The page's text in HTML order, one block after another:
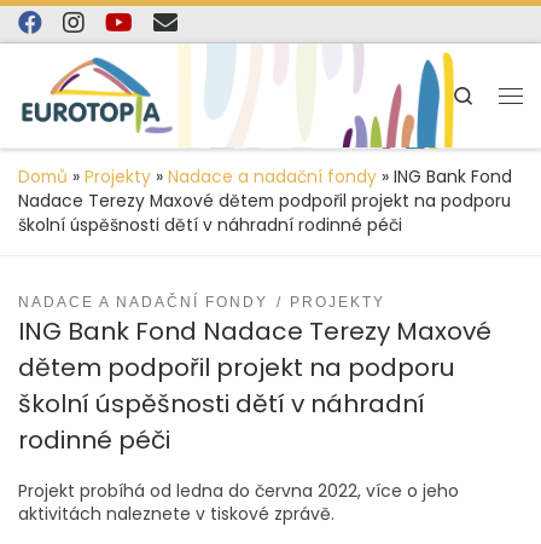
content
Skip to content
Search
Domů » Projekty » Nadace a nadační fondy » ING Bank Fond
Nadace Terezy Maxové dětem podpořil projekt na podporu
školní úspěšnosti dětí v náhradní rodinné péči
NADACE A NADAČNÍ FONDY PROJEKTY
ING Bank Fond Nadace Terezy Maxové
dětem podpořil projekt na podporu
školní úspěšnosti dětí v náhradní
rodinné péči
Projekt probíhá od ledna do června 2022, více o jeho
aktivitách naleznete v tiskové zprávě.